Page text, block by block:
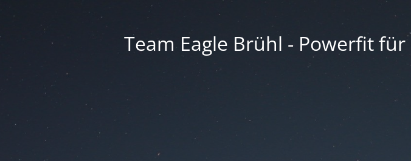
Team Eagle Brühl - Powerfit